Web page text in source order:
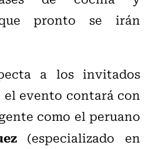
pronto se irán
a los invitados
evento contará con
como el peruano
(especializado en